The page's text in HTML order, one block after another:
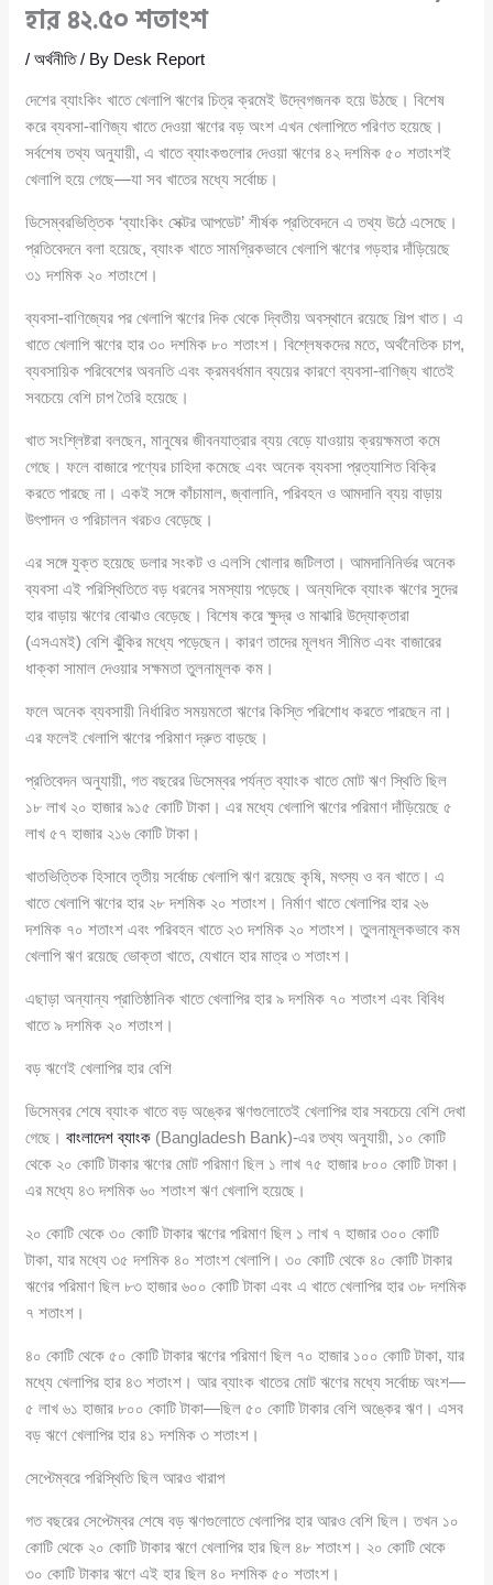
হার ৪২.৫০ শতাংশ
/অর্থনীতি/ By Desk Report
দেশের ব্যাংকিং খাতে খেলাপি ঋণের চিত্র ক্রমেই উদ্বেগজনক হয়ে উঠছে। বিশেষ
করে ব্যবসা-বাণিজ্য খাতে দেওয়া ঋণের বড় অংশ এখন খেলাপিতে পরিণত হয়েছে।
সর্বশেষ তথ্য অনুযায়ী, এ খাতে ব্যাংকগুলোর দেওয়া ঋণের ৪২ দশমিক ৫০ শতাংশই
খেলাপি হয়ে গেছে—যা সব খাতের মধ্যে সর্বোচ্চ।
ডিসেম্বরভিত্তিক ‘ব্যাংকিং সেক্টর আপডেট’ শীর্ষক প্রতিবেদনে এ তথ্য উঠে এসেছে।
প্রতিবেদনে বলা হয়েছে, ব্যাংক খাতে সামগ্রিকভাবে খেলাপি ঋণের গড়হার দাঁড়িয়েছে
৩১ দশমিক ২০ শতাংশে।
ব্যবসা-বাণিজ্যের পর খেলাপি ঋণের দিক থেকে দ্বিতীয় অবস্থানে রয়েছে শিল্প খাত। এ
খাতে খেলাপি ঋণের হার ৩০ দশমিক ৮০ শতাংশ। বিশ্লেষকদের মতে, অর্থনৈতিক চাপ,
ব্যবসায়িক পরিবেশের অবনতি এবং ক্রমবর্ধমান ব্যয়ের কারণে ব্যবসা-বাণিজ্য খাতেই
সবচেয়ে বেশি চাপ তৈরি হয়েছে।
খাত সংশ্লিষ্টরা বলছেন, মানুষের জীবনযাত্রার ব্যয় বেড়ে যাওয়ায় ক্রয়ক্ষমতা কমে
গেছে। ফলে বাজারে পণ্যের চাহিদা কমেছে এবং অনেক ব্যবসা প্রত্যাশিত বিক্রি
করতে পারছে না। একই সঙ্গে কাঁচামাল, জ্বালানি, পরিবহন ও আমদানি ব্যয় বাড়ায়
উৎপাদন ও পরিচালন খরচও বেড়েছে।
এর সঙ্গে যুক্ত হয়েছে ডলার সংকট ও এলসি খোলার জটিলতা। আমদানিনির্ভর অনেক
ব্যবসা এই পরিস্থিতিতে বড় ধরনের সমস্যায় পড়েছে। অন্যদিকে ব্যাংক ঋণের সুদের
হার বাড়ায় ঋণের বোঝাও বেড়েছে। বিশেষ করে ক্ষুদ্র ও মাঝারি উদ্যোক্তারা
(এসএমই) বেশি ঝুঁকির মধ্যে পড়েছেন। কারণ তাদের মূলধন সীমিত এবং বাজারের
ধাক্কা সামাল দেওয়ার সক্ষমতা তুলনামূলক কম।
ফলে অনেক ব্যবসায়ী নির্ধারিত সময়মতো ঋণের কিস্তি পরিশোধ করতে পারছেন না।
এর ফলেই খেলাপি ঋণের পরিমাণ দ্রুত বাড়ছে।
প্রতিবেদন অনুযায়ী, গত বছরের ডিসেম্বর পর্যন্ত ব্যাংক খাতে মোট ঋণ স্থিতি ছিল
১৮ লাখ ২০ হাজার ৯১৫ কোটি টাকা। এর মধ্যে খেলাপি ঋণের পরিমাণ দাঁড়িয়েছে ৫
লাখ ৫৭ হাজার ২১৬ কোটি টাকা।
খাতভিত্তিক হিসাবে তৃতীয় সর্বোচ্চ খেলাপি ঋণ রয়েছে কৃষি, মৎস্য ও বন খাতে। এ
খাতে খেলাপি ঋণের হার ২৮ দশমিক ২০ শতাংশ। নির্মাণ খাতে খেলাপির হার ২৬
দশমিক ৭০ শতাংশ এবং পরিবহন খাতে ২৩ দশমিক ২০ শতাংশ। তুলনামূলকভাবে কম
খেলাপি ঋণ রয়েছে ভোক্তা খাতে, যেখানে হার মাত্র ৩ শতাংশ।
এছাড়া অন্যান্য প্রাতিষ্ঠানিক খাতে খেলাপির হার ৯ দশমিক ৭০ শতাংশ এবং বিবিধ
খাতে ৯ দশমিক ২০ শতাংশ।
বড় ঋণেই খেলাপির হার বেশি
ডিসেম্বর শেষে ব্যাংক খাতে বড় অঙ্কের ঋণগুলোতেই খেলাপির হার সবচেয়ে বেশি দেখা
গেছে।বাংলাদেশ ব্যাংক (Bangladesh Bank)-এর তথ্য অনুযায়ী, ১০ কোটি
থেকে ২০ কোটি টাকার ঋণের মোট পরিমাণ ছিল ১ লাখ ৭৫ হাজার ৮০০ কোটি টাকা।
এর মধ্যে ৪৩ দশমিক ৬০ শতাংশ ঋণ খেলাপি হয়েছে।
২০ কোটি থেকে ৩০ কোটি টাকার ঋণের পরিমাণ ছিল ১ লাখ ৭ হাজার ৩০০ কোটি
টাকা, যার মধ্যে ৩৫ দশমিক ৪০ শতাংশ খেলাপি। ৩০ কোটি থেকে ৪০ কোটি টাকার
ঋণের পরিমাণ ছিল ৮৩ হাজার ৬০০ কোটি টাকা এবং এ খাতে খেলাপির হার ৩৮ দশমিক
৭ শতাংশ।
৪০ কোটি থেকে ৫০ কোটি টাকার ঋণের পরিমাণ ছিল ৭০ হাজার ১০০ কোটি টাকা, যার
মধ্যে খেলাপির হার ৪৩ শতাংশ। আর ব্যাংক খাতের মোট ঋণের মধ্যে সর্বোচ্চ অংশ—
৫ লাখ ৬১ হাজার ৮০০ কোটি টাকা—ছিল ৫০ কোটি টাকার বেশি অঙ্কের ঋণ। এসব
বড় ঋণে খেলাপির হার ৪১ দশমিক ৩ শতাংশ।
সেপ্টেম্বরে পরিস্থিতি ছিল আরও খারাপ
গত বছরের সেপ্টেম্বর শেষে বড় ঋণগুলোতে খেলাপির হার আরও বেশি ছিল। তখন ১০
কোটি থেকে ২০ কোটি টাকার ঋণে খেলাপির হার ছিল ৪৮ শতাংশ। ২০ কোটি থেকে
৩০ কোটি টাকার ঋণে এই হার ছিল ৪০ দশমিক ৫০ শতাংশ।